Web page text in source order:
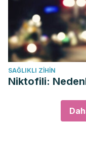
SAĞLIKLI ZIHIN
Niktofili: